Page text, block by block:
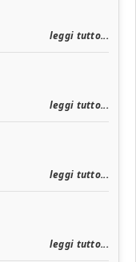
leggi tutto...
leggi tutto...
leggi tutto...
leggi tutto...